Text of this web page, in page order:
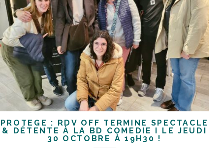
PROTÉGÉ : RDV OFF TERMINÉ SPECTACLE
& DÉTENTE À LA BD COMEDIE I LE JEUDI
30 OCTOBRE À 19H30 !